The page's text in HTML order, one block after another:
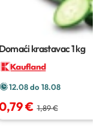
Domaći krastavac1 kg
12.08 do 18.08
€ 1,89 €